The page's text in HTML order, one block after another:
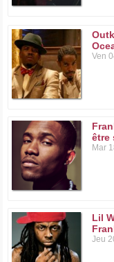
Ven
être
Mar
Lil
Jeu